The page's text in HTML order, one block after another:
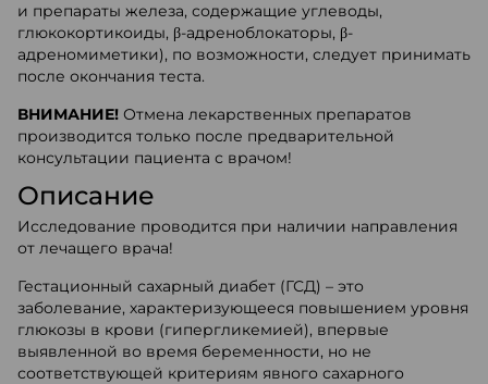
и препараты железа, содержащие углеводы,
глюкокортикоиды, β-адреноблокаторы, β-
адреномиметики), по возможности, следует принимать
после окончания теста.
ВНИМАНИЕ! Отмена лекарственных препаратов
производится только после предварительной
консультации пациента с врачом!
Описание
Исследование проводится при наличии направления
от лечащего врача!
Гестационный сахарный диабет (ГСД) – это
заболевание, характеризующееся повышением уровня
глюкозы в крови (гипергликемией), впервые
выявленной во время беременности, но не
соответствующей критериям явного сахарного